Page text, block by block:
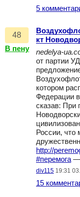
5
48
В пену
кт
nedelya-
от партии
котором
Федерации
сказав: При
России, что
http://
#перемога —
div115 19:31
15